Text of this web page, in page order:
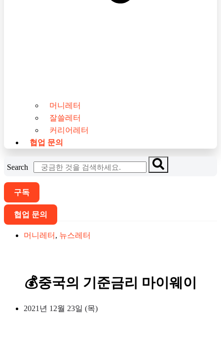
머니레터
잘쓸레터
커리어레터
협업 문의
Search
구독
협업 문의
머니레터 , 뉴스레터
💰중국의 기준금리 마이웨이
2021년 12월 23일 (목)